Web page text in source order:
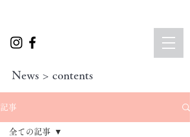
News > contents
記事
全ての記事